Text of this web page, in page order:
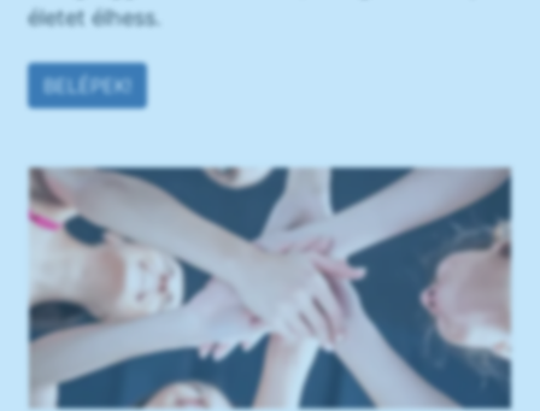
életet élhess.
BELÉPEK!